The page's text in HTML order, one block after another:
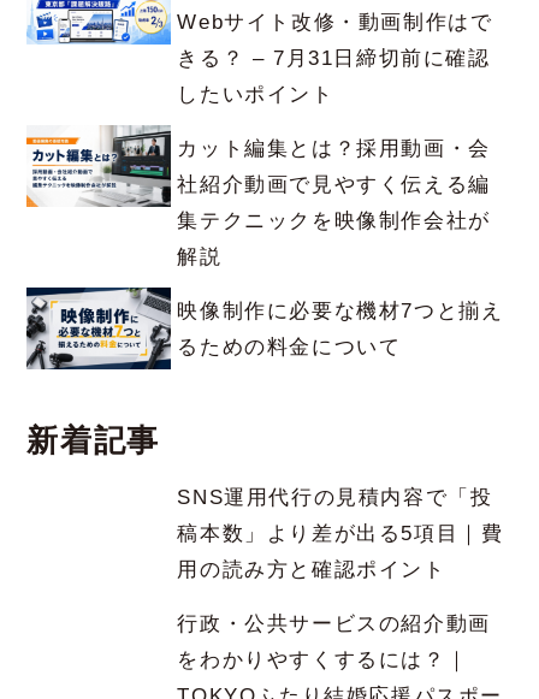
Webサイト改修・動画制作はで
きる？ – 7月31日締切前に確認
したいポイント
カット編集とは？採用動画・会
社紹介動画で見やすく伝える編
集テクニックを映像制作会社が
解説
映像制作に必要な機材7つと揃え
るための料金について
新着記事
SNS運用代行の見積内容で「投
稿本数」より差が出る5項目｜費
用の読み方と確認ポイント
行政・公共サービスの紹介動画
をわかりやすくするには？｜